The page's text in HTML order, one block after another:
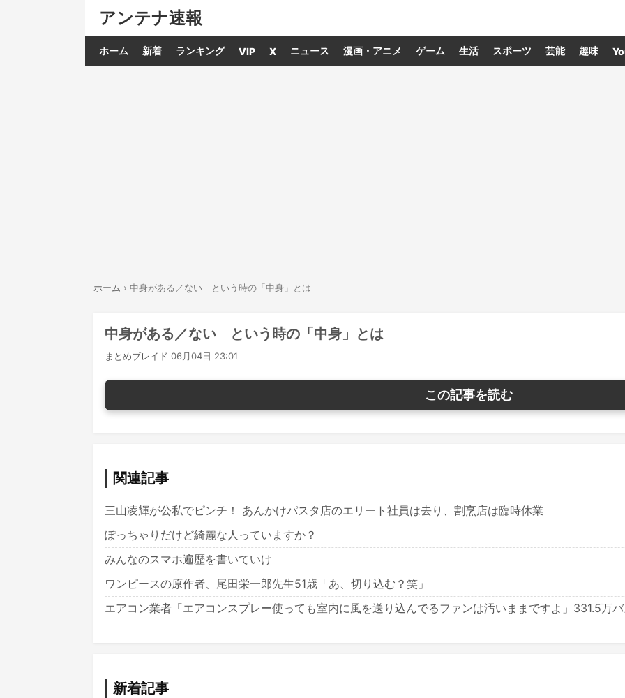
アンテナ速報
ホーム 新着 ランキング VIP X ニュース 漫画・アニメ ゲーム 生活 スポーツ 芸能 趣味
ホーム › 中身がある／ない という時の「中身」とは
中身がある／ない という時の「中身」とは
まとめブレイド 06月04日 23:01
この記事を読む
関連記事
三山凌輝が公私でピンチ！ あんかけパスタ店のエリート社員は去り、割烹店は臨時休業
ぽっちゃりだけど綺麗な人っていますか？
みんなのスマホ遍歴を書いていけ
ワンピースの原作者、尾田栄一郎先生51歳「あ、切り込む？笑」
エアコン業者「エアコンスプレー使っても室内に風を送り込んでるファンは汚いままですよ」331.5万
新着記事